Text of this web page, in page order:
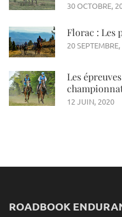
30 OCTOBRE,
Florac : Les
20
Les
12 JUIN, 2020
ROADBOOK